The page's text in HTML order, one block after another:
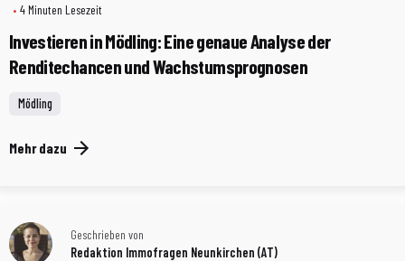
4 Minuten Lesezeit
Investieren in Mödling: Eine genaue Analyse der
Renditechancen und Wachstumsprognosen
Mödling
Mehr dazu
Geschrieben von
Redaktion Immofragen Neunkirchen (AT)